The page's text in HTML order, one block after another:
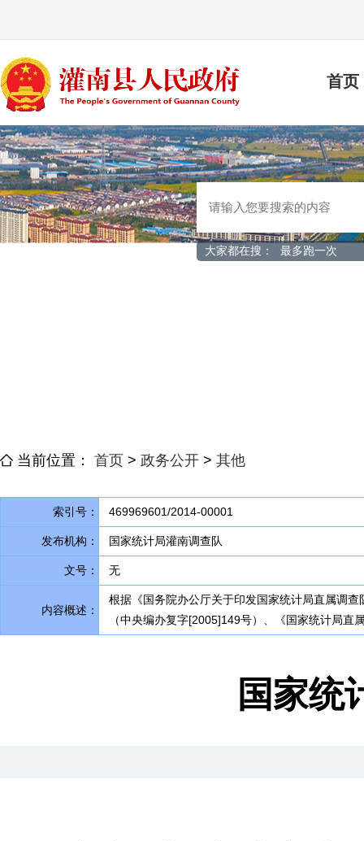
首页
大家都在搜： 最多跑一次
当前位置： 首页 > 政务公开 > 其他
索引号： 469969601/2014-00001
发布机构： 国家统计局灌南调查队
文号： 无
内容概述：
根据《国务院办公厅关于印发国家统计局直属调
（中央编办复字[2005]149号）、《国家统计局
国家统